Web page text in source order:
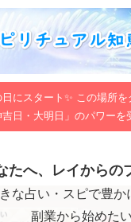
にスタート✨ この場所
日・大明日」のパワーを
たへ、レイからの
な占い・スピで豊か
副業から始めたい